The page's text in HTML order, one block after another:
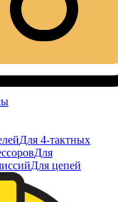
Для 4-тактных
Для
Для цепей